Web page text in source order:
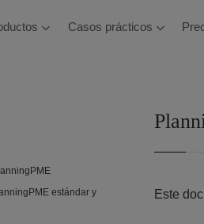
Casos prácticos
Este
estándar y